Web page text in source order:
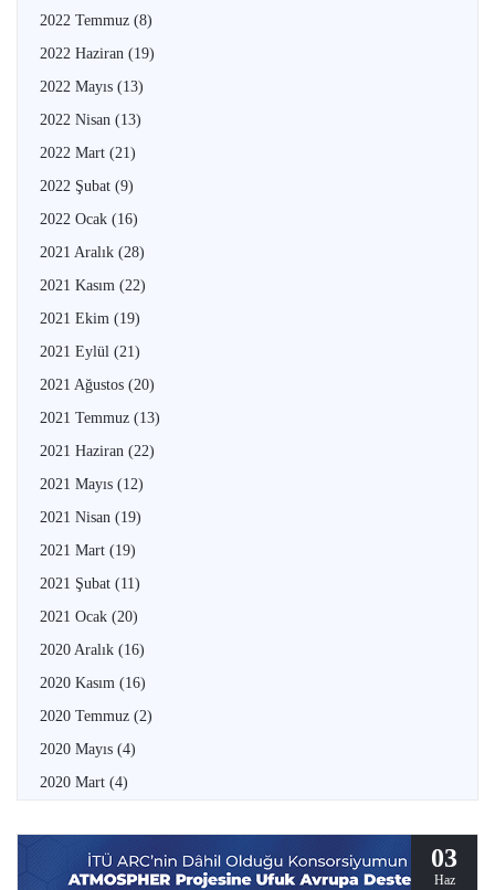
2022 Temmuz (8)
2022 Haziran (19)
2022 Mayıs (13)
2022 Nisan (13)
2022 Mart (21)
2022 Şubat (9)
2022 Ocak (16)
2021 Aralık (28)
2021 Kasım (22)
2021 Ekim (19)
2021 Eylül (21)
2021 Ağustos (20)
2021 Temmuz (13)
2021 Haziran (22)
2021 Mayıs (12)
2021 Nisan (19)
2021 Mart (19)
2021 Şubat (11)
2021 Ocak (20)
2020 Aralık (16)
2020 Kasım (16)
2020 Temmuz (2)
2020 Mayıs (4)
2020 Mart (4)
03
Haz